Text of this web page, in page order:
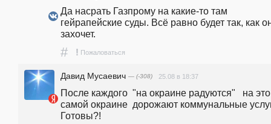
Да насрать Газпрому на какие-то там
гейрапейские суды. Всё равно будет так, как
захочет.
# ! Пожаловаться
Давид Мусаевич — (-308) 25.08 в 18:37
После каждого  "на окраине радуются"   на
самой окраине  дорожают коммунальные
Готовы?!